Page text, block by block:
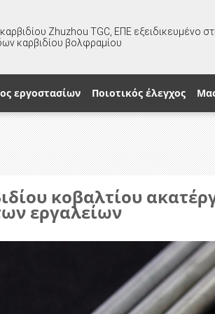
Zhuzhou TGC, ΕΠΕ εξειδικευμένο
καρβιδίου βολφραμίου
εργοστασίων Ποιοτικός έλεγχος
κοβαλτίου
εργαλείων